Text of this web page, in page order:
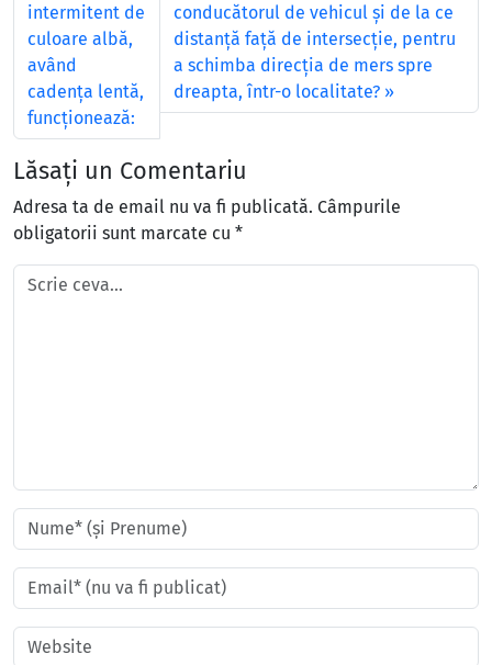
intermitent de
culoare albă,
având
cadenţa lentă,
funcţionează:
conducătorul de vehicul şi de la ce
distanţă faţă de intersecţie, pentru
a schimba direcţia de mers spre
dreapta, într-o localitate?
Lăsați un Comentariu
Adresa ta de email nu va fi publicată. Câmpurile
obligatorii sunt marcate cu *